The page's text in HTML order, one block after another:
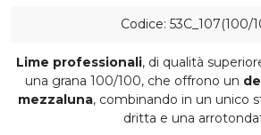
Codice: 53C_107(100/
Lime professionali, di qualità
una grana 100/100, che offrono un
mezzaluna, combinando in un unico
dritta e una